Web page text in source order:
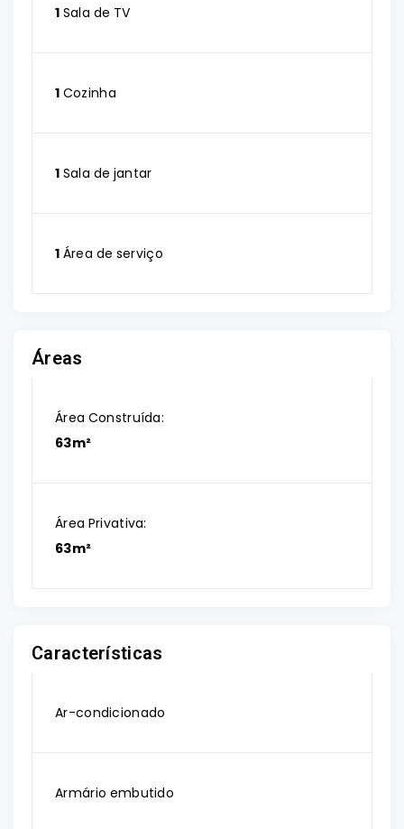
1 Sala de TV
1 Cozinha
1 Sala de jantar
1 Área de serviço
Áreas
Área Construída:
63m²
Área Privativa:
63m²
Características
Ar-condicionado
Armário embutido